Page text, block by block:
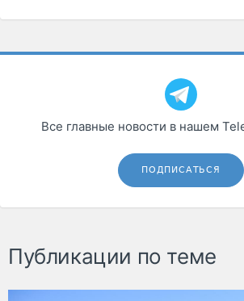
Все главные новости в нашем
ПОДПИСАТЬСЯ
Публикации по теме